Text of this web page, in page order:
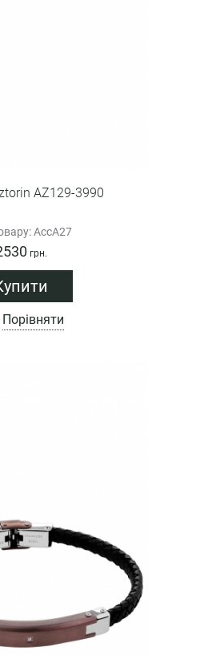
AZ129-3990
AccA27
грн.
Порівняти